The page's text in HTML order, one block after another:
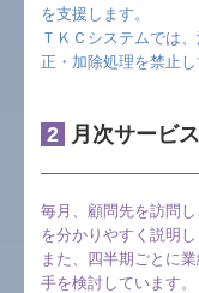
を支援します。
ＴＫＣシステムでは
正・加除処理を禁止し
2 月次サービ
毎月、顧問先を訪問
を分かりやすく説明し
また、四半期ごとに
手を検討しています。